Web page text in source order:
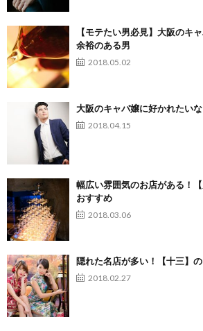
【モテたい男必見】大阪のキ
余裕のある男
2018.05.02
大阪のキャバ嬢に好かれたい
2018.04.15
幅広い雰囲気のお店がある！
おすすめ
2018.03.06
隠れた名店が多い！【十三】
2018.02.27